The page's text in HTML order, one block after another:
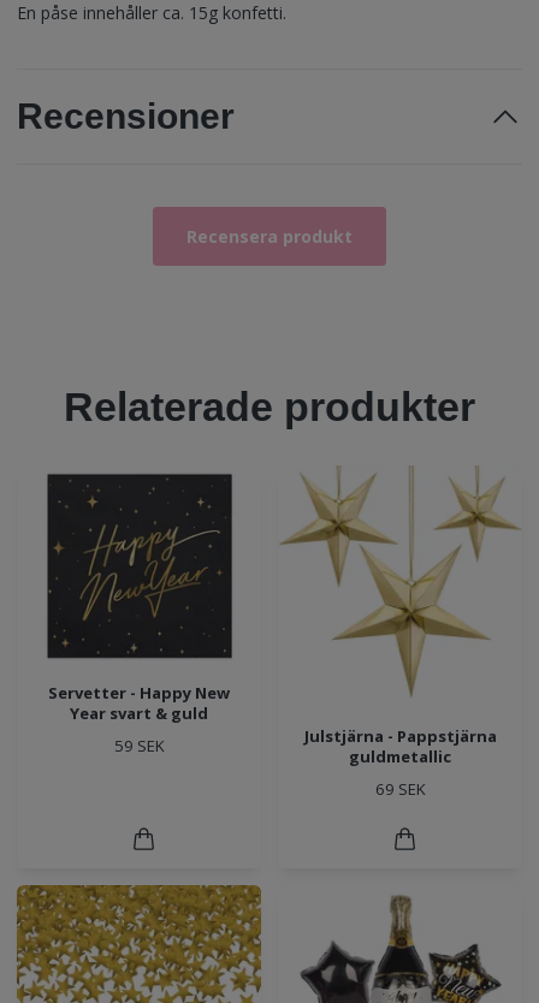
En påse innehåller ca. 15g konfetti.
Recensioner
Recensera produkt
Relaterade produkter
Servetter - Happy New
Year svart & guld
59 SEK
Julstjärna - Pappstjärna
guldmetallic
69 SEK